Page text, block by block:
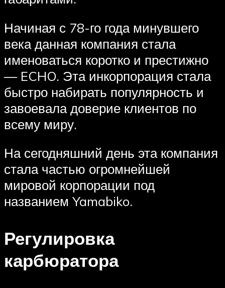
Начиная с 78-го года минувшего
века данная компания стала
именоваться коротко и престижно
— ECHO. Эта инкорпорация стала
быстро набирать популярность и
завоевала доверие клиентов по
всему миру.
На сегодняшний день эта компания
стала частью огромнейшей
мировой корпорации под
названием Yamabiko.
Регулировка
карбюратора